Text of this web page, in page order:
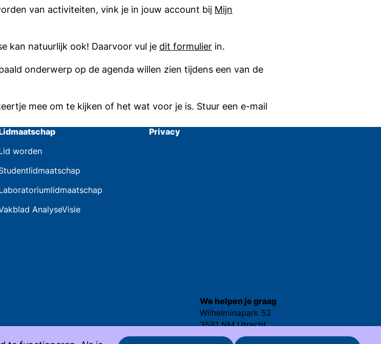
van activiteiten, vink je in jouw account bij Mijn
kan natuurlijk ook! Daarvoor vul je dit formulier in.
onderwerp op de agenda willen zien tijdens een van de
mee om te kijken of het wat voor je is. Stuur een e-mail
worden
AnalyseVisie
Privacy
We helpen je graag
Wilhelminapark 52
3581 NM Utrecht
030 - 25 237 92